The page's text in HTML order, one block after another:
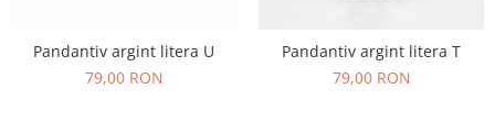
Pandantiv argint litera U
79,00 RON
Pandantiv argint litera T
79,00 RON